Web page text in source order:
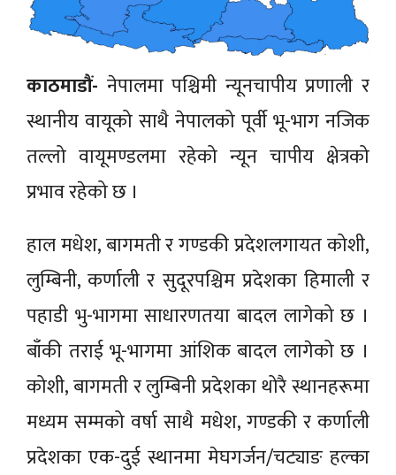
काठमाडौं- नेपालमा पश्चिमी न्यूनचापीय प्रणाली र
स्थानीय वायूको साथै नेपालको पूर्वी भू-भाग नजिक
तल्लो वायूमण्डलमा रहेको न्यून चापीय क्षेत्रको
प्रभाव रहेको छ ।
हाल मधेश, बागमती र गण्डकी प्रदेशलगायत कोशी,
लुम्बिनी, कर्णाली र सुदूरपश्चिम प्रदेशका हिमाली र
पहाडी भु-भागमा साधारणतया बादल लागेको छ ।
बाँकी तराई भू-भागमा आंशिक बादल लागेको छ ।
कोशी, बागमती र लुम्बिनी प्रदेशका थोरै स्थानहरूमा
मध्यम सम्मको वर्षा साथै मधेश, गण्डकी र कर्णाली
प्रदेशका एक-दुई स्थानमा मेघगर्जन/चट्याङ हल्का